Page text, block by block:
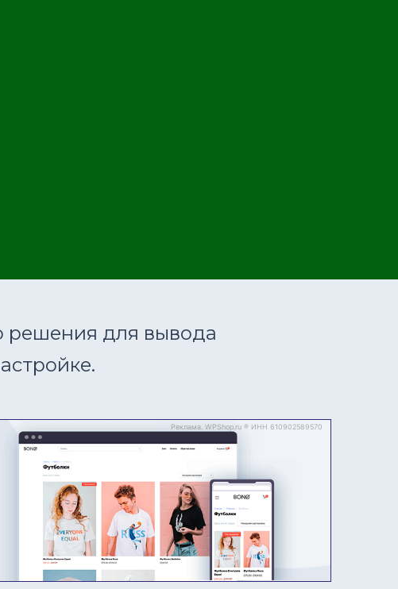
решения для вывода